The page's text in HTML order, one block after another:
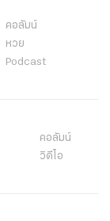
คอลัมน์
หวย
Podcast
คอลัมน์
วิดีโอ